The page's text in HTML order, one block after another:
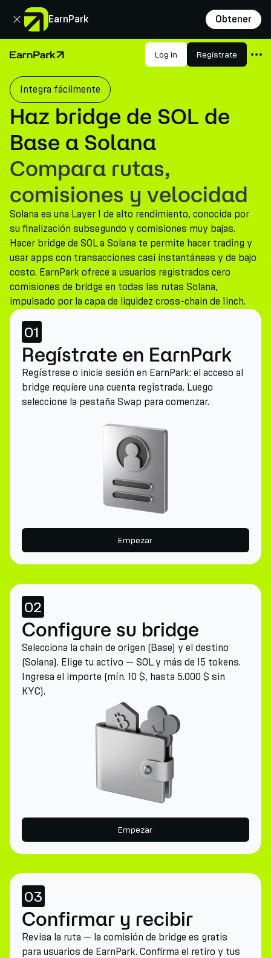
EarnPark Obtener
Cerrar
Página de inicio Log in Regístrate
Productos
Mercados
Calculadoras
PARK Token
Recursos
Compañía
Integra fácilmente
Haz bridge de SOL de
Base a Solana
Compara rutas,
comisiones y velocidad
Solana es una Layer 1 de alto rendimiento, conocida por
su finalización subsegundo y comisiones muy bajas.
Hacer bridge de SOL a Solana te permite hacer trading y
usar apps con transacciones casi instantáneas y de bajo
costo. EarnPark ofrece a usuarios registrados cero
comisiones de bridge en todas las rutas Solana,
impulsado por la capa de liquidez cross-chain de 1inch.
01
Regístrate en EarnPark
Regístrese o inicie sesión en EarnPark: el acceso al
bridge requiere una cuenta registrada. Luego
seleccione la pestaña Swap para comenzar.
Empezar
02
Configure su bridge
Selecciona la chain de origen (Base) y el destino
(Solana). Elige tu activo — SOL y más de 15 tokens.
Ingresa el importe (mín. 10 $, hasta 5.000 $ sin
KYC).
Empezar
03
Confirmar y recibir
Revisa la ruta — la comisión de bridge es gratis
para usuarios de EarnPark. Confirma el retiro y tus